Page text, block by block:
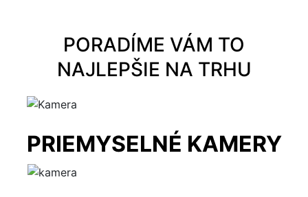
PORADÍME VÁM TO
NAJLEPŠIE NA TRHU
PRIEMYSELNÉ KAMERY